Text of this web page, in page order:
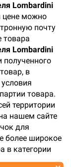
Lombardini
цене можно
почту
товара
Lombardini
полученного
в
товара.
территории
нашем сайте
для
более широкое
в категории